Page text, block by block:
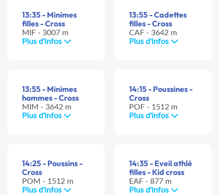
13:35 - Minimes
filles - Cross
MIF - 3007 m
Plus d'infos
13:55 - Cadettes
filles - Cross
CAF - 3642 m
Plus d'infos
13:55 - Minimes
hommes - Cross
MIM - 3642 m
Plus d'infos
14:15 - Poussines -
Cross
POF - 1512 m
Plus d'infos
14:25 - Poussins -
Cross
POM - 1512 m
Plus d'infos
14:35 - Eveil athlé
filles - Kid cross
EAF - 877 m
Plus d'infos